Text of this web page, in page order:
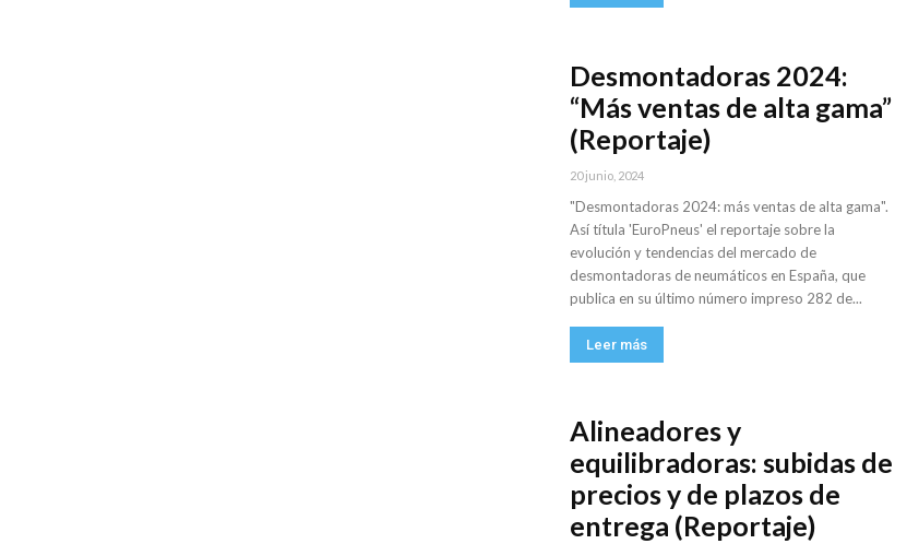
Desmontadoras 2024:
“Más ventas de alta gama”
(Reportaje)
20 junio, 2024
"Desmontadoras 2024: más ventas de alta gama".
Así títula 'EuroPneus' el reportaje sobre la
evolución y tendencias del mercado de
desmontadoras de neumáticos en España, que
publica en su último número impreso 282 de...
Leer más
Alineadores y
equilibradoras: subidas de
precios y de plazos de
entrega (Reportaje)